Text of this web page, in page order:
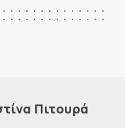
Πιτουρά